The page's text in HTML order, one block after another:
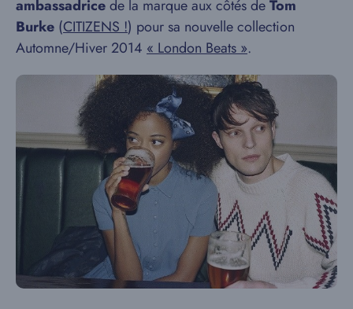
ambassadricede la marque aux côtés deTom
Burke (CITIZENS !) pour sa nouvelle collection
Automne/Hiver 2014 « London Beats ».